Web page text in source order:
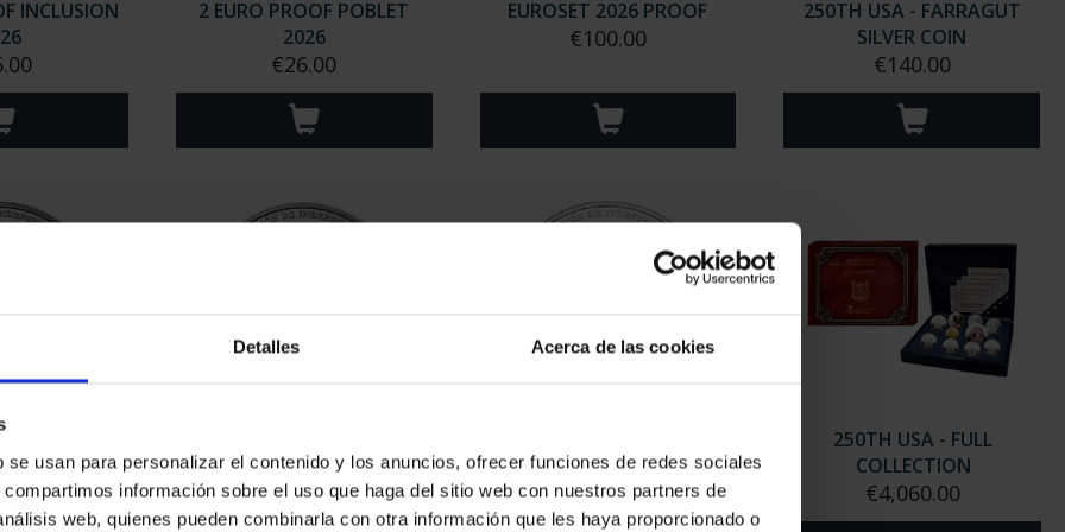
Detalles Acerca de las cookies
usan para personalizar el contenido y los anuncios, ofrecer funciones de redes sociales
información sobre el uso que haga del sitio web con nuestros partners de
web, quienes pueden combinarla con otra información que les haya proporcionado o
INCLUSION
2 EURO PROOF POBLET
2026
€26.00
EUROSET 2026 PROOF
€100.00
250TH USA - FARRAGUT
SILVER COIN
€140.00
EAGLE
COIN
DOLLAR SILVER COIN
€140.00
SAAVEDRA SILVER COIN
€140.00
250TH USA - FULL
COLLECTION
€4,060.00